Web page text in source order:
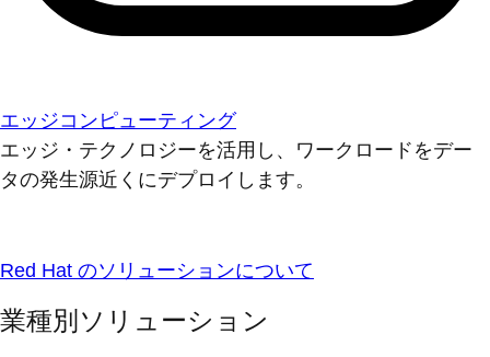
エッジコンピューティング
エッジ・テクノロジーを活用し、ワークロードをデー
タの発生源近くにデプロイします。
Red Hat のソリューションについて
業種別ソリューション